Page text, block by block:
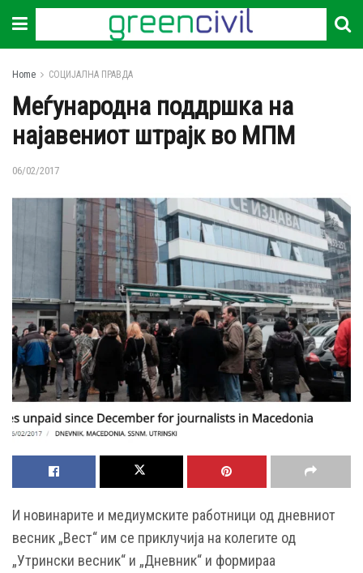
Home СОЦИЈАЛНА ПРАВДА
Меѓународна поддршка на
најавениот штрајк во МПМ
06/02/2017
И новинарите и медиумските работници од дневниот
весник „Вест“ им се приклучија на колегите од
„Утрински весник“ и „Дневник“ и формираа